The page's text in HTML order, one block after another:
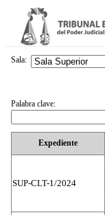
Expediente
SUP-CLT-1/2024
Sala:
Palabra clave: